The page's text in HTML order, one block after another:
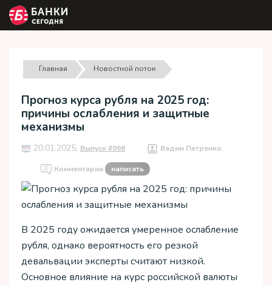
Главная Новостной поток
Прогноз курса рубля на 2025 год:
причины ослабления и защитные
механизмы
20.01.2025, Выпуск #098 Вадим Петренко
Комментарии написать
В 2025 году ожидается умеренное ослабление
рубля, однако вероятность его резкой
девальвации эксперты считают низкой.
Основное влияние на курс российской валюты